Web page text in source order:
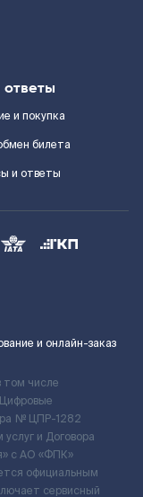
и покупка
билета
и ответы
и онлайн-заказ
числе
№ ЦПР-1282
и Договора
c АО «ФПК»
официальным
сервисный